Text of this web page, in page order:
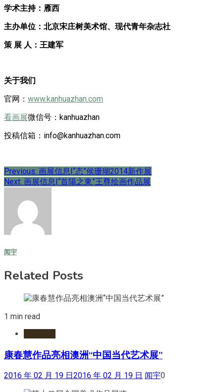
学术主持：雁西
主办单位：北京宋庄树美术馆、现代青年杂志社
策 展 人：王建军
关于我们
官网： www.kanhuazhan.com
看画展微信号：kanhuazhan
投稿信箱：info@kanhuazhan.com
文
章
Previous: 画展信息|“态”侯珊瑚2014新作展
Next: 画展信息|“首陽之東”王尊绘画作品展
闻宇
Related Posts
1 min read
康春慧作品亮相澳洲“中国当代艺术展”
2016 年 02 月 19 日 2016 年 02 月 19 日 闻宇0